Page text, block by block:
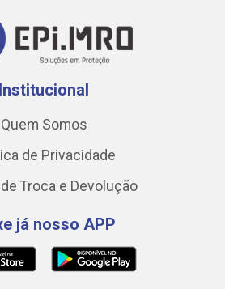
Institucional
Quem Somos
de Privacidade
Troca e Devolução
já nosso APP